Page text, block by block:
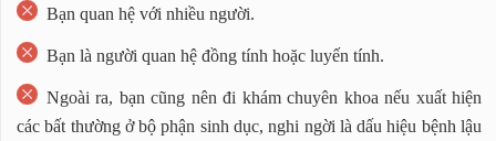
Bạn quan hệ với nhiều người.
Bạn là người quan hệ đồng tính hoặc luyến tính.
Ngoài ra, bạn cũng nên đi khám chuyên khoa nếu xuất hiện
các bất thường ở bộ phận sinh dục, nghi ngời là dấu hiệu bệnh lậu